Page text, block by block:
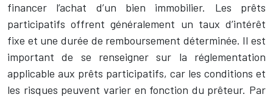
financer l’achat d’un bien immobilier. Les prêts
participatifs offrent généralement un taux d’intérêt
fixe et une durée de remboursement déterminée. Il est
important de se renseigner sur la réglementation
applicable aux prêts participatifs, car les conditions et
les risques peuvent varier en fonction du prêteur. Par